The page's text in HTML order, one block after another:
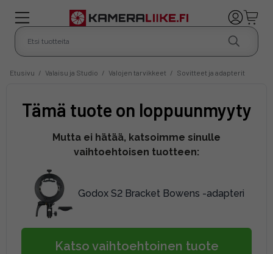
Etusivu / Valaisu ja Studio / Valojen tarvikkeet / Sovitteet ja adapterit
Tämä tuote on loppuunmyyty
Mutta ei hätää, katsoimme sinulle
vaihtoehtoisen tuotteen:
Godox S2 Bracket Bowens -adapteri
Katso vaihtoehtoinen tuote